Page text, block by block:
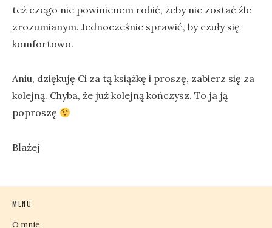
też czego nie powinienem robić, żeby nie zostać źle
zrozumianym. Jednocześnie sprawić, by czuły się
komfortowo.
Aniu, dziękuję Ci za tą książkę i proszę, zabierz się za
kolejną. Chyba, że już kolejną kończysz. To ja ją
poproszę
Błażej
MENU
O mnie